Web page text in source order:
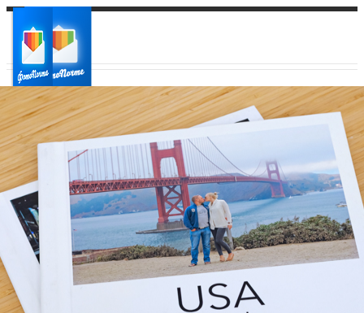
Ваш город:
Ваш регион доставки
Выберите из списка: